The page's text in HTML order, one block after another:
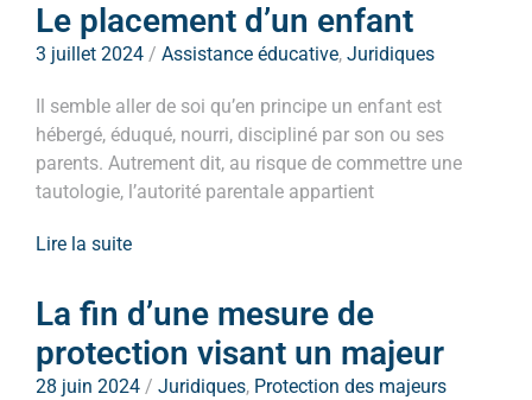
Le placement d’un enfant
3 juillet 2024 / Assistance éducative, Juridiques
Il semble aller de soi qu’en principe un enfant est
hébergé, éduqué, nourri, discipliné par son ou ses
parents. Autrement dit, au risque de commettre une
tautologie, l’autorité parentale appartient
Lire la suite
La fin d’une mesure de
protection visant un majeur
28 juin 2024 / Juridiques, Protection des majeurs